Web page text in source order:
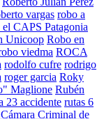
vargas robo a
CAPS Patagonia
Unicoop Robo en
viedma ROCA
rodolfo cufre rodrigo
roger garcia Roky
Maglione Rubén
23 accidente rutas 6
Criminal de